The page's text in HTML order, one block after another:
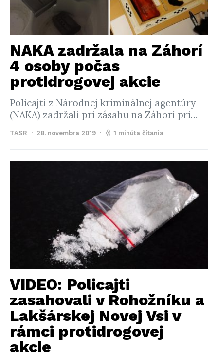
NAKA zadržala na Záhorí
4 osoby počas
protidrogovej akcie
Policajti z Národnej kriminálnej agentúry
(NAKA) zadržali pri zásahu na Záhorí pri…
TASR 28. novembra 2019 1 minúta čítania
VIDEO: Policajti
zasahovali v Rohožníku a
Lakšárskej Novej Vsi v
rámci protidrogovej
akcie